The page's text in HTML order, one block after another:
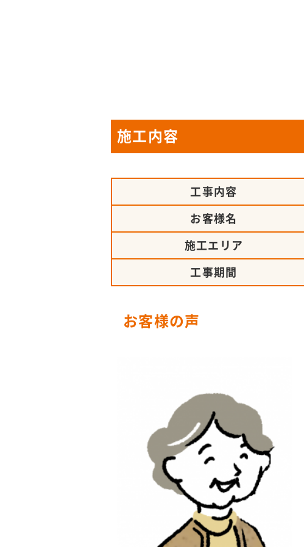
施工内容
工事内容
お客様名
施工エリア
工事期間
お客様の声